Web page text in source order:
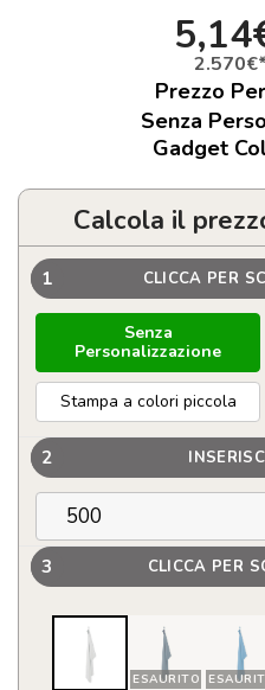
Prezzo
Senza
Gadget
Calcola il
1 CLICCA PER
Senza
Personalizzazione
Stampa a colori piccola
2
3 CLICCA PER
ESAURITO